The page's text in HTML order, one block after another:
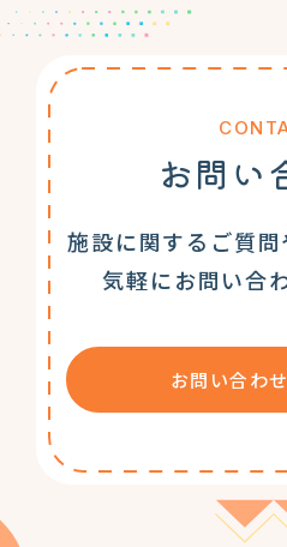
お問い
施設に関するご質
気軽にお問い合
お問い合わ